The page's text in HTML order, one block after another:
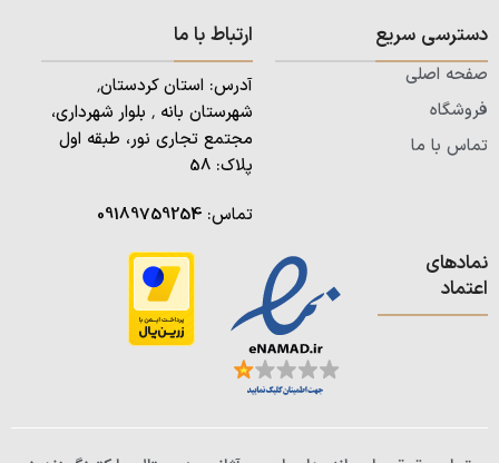
دسترسی سریع
صفحه اصلی
فروشگاه
تماس با ما
ارتباط با ما
آدرس: استان کردستان٬
شهرستان بانه ٬ بلوار شهرداری،
مجتمع تجاری نور، طبقه اول
پلاک: 58
تماس: 09189759254
نمادهای
اعتماد